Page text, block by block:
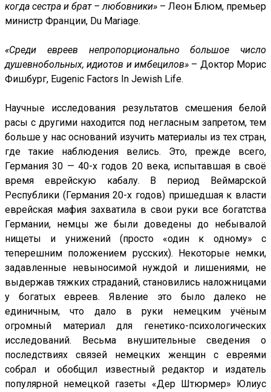
когда сестра и брат – любовники» – Леон Блюм, премьер
министр Франции, Du Mariage.
«Среди евреев непропорционально большое число
душевнобольных, идиотов и имбецилов» – Доктор Морис
Фишбург, Eugenic Factors In Jewish Life.
Научные исследования результатов смешения белой
расы с другими находится под негласным запретом, тем
больше у нас оснований изучить материалы из тех стран,
где такие наблюдения велись. Это, прежде всего,
Германия 30 — 40-х годов 20 века, испытавшая в своё
время еврейскую кабалу. В период Веймарской
Республики (Германия 20-х годов) пришедшая к власти
еврейская мафия захватила в свои руки все богатства
Германии, немцы же были доведены до небывалой
нищеты и унижений (просто «один к одному» с
теперешним положением русских). Некоторые немки,
задавленные невыносимой нуждой и лишениями, не
выдержав тяжких страданий, становились наложницами
у богатых евреев. Явление это было далеко не
единичным, что дало в руки немецким учёным
огромный материал для генетико-психологических
исследований. Весьма внушительные сведения о
последствиях связей немецких женщин с евреями
собрал и обобщил известный редактор и издатель
популярной немецкой газеты «Дер Штюрмер» Юлиус